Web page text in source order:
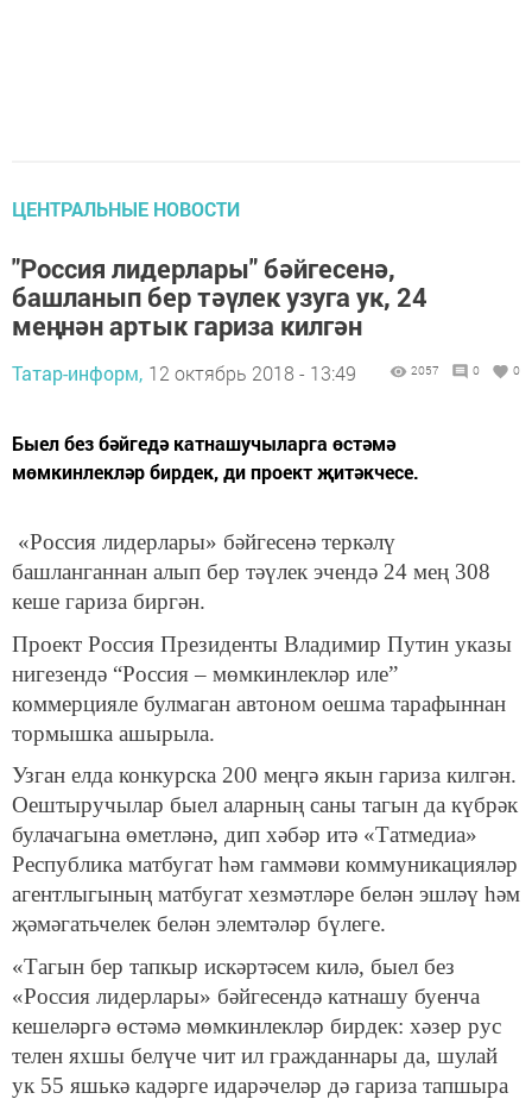
ЦЕНТРАЛЬНЫЕ НОВОСТИ
"Россия лидерлары" бәйгесенә,
башланып бер тәүлек узуга ук, 24
меңнән артык гариза килгән
Татар-информ, 12 октябрь 2018 - 13:49 2057 0 0
Быел без бәйгедә катнашучыларга өстәмә
мөмкинлекләр бирдек, ди проект җитәкчесе.
«Россия лидерлары» бәйгесенә теркәлү
башланганнан алып бер тәүлек эчендә 24 мең 308
кеше гариза биргән.
Проект Россия Президенты Владимир Путин указы
нигезендә “Россия – мөмкинлекләр иле”
коммерцияле булмаган автоном оешма тарафыннан
тормышка ашырыла.
Узган елда конкурска 200 меңгә якын гариза килгән.
Оештыручылар быел аларның саны тагын да күбрәк
булачагына өметләнә, дип хәбәр итә «Татмедиа»
Республика матбугат һәм гаммәви коммуникацияләр
агентлыгының матбугат хезмәтләре белән эшләү һәм
җәмәгатьчелек белән элемтәләр бүлеге.
«Тагын бер тапкыр искәртәсем килә, быел без
«Россия лидерлары» бәйгесендә катнашу буенча
кешеләргә өстәмә мөмкинлекләр бирдек: хәзер рус
телен яхшы белүче чит ил гражданнары да, шулай
ук 55 яшькә кадәрге идарәчеләр дә гариза тапшыра